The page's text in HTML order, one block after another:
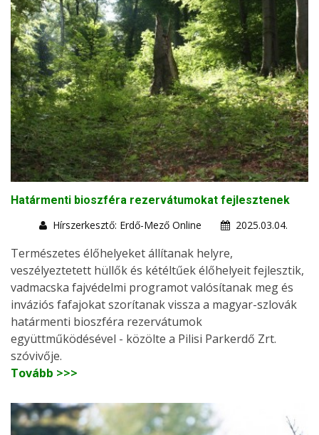
Határmenti bioszféra rezervátumokat fejlesztenek
Hírszerkesztő: Erdő-Mező Online
2025.03.04.
Természetes élőhelyeket állítanak helyre,
veszélyeztetett hüllők és kétéltűek élőhelyeit fejlesztik,
vadmacska fajvédelmi programot valósítanak meg és
inváziós fafajokat szorítanak vissza a magyar-szlovák
határmenti bioszféra rezervátumok
együttműködésével - közölte a Pilisi Parkerdő Zrt.
szóvivője.
Tovább >>>